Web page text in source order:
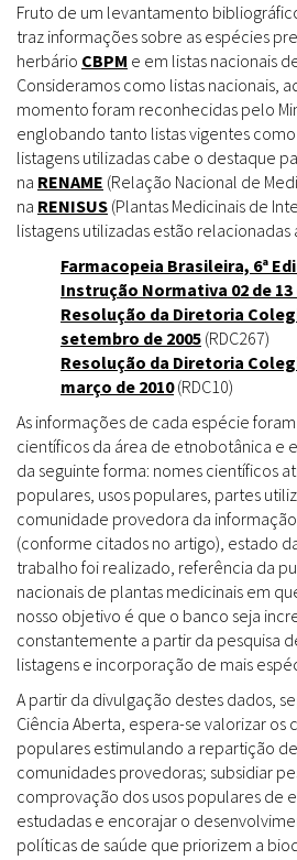
Fruto de um levantamento
traz informações sobre as espécies
herbário CBPM e em listas nacionais
Consideramos como listas nacionais,
momento foram reconhecidas pelo
englobando tanto listas vigentes
listagens utilizadas cabe o destaque
na RENAME (Relação Nacional de
na RENISUS (Plantas Medicinais de
listagens utilizadas estão relacionadas
Farmacopeia Brasileira, 6ª
Instrução Normativa 02 de 13
Resolução da Diretoria
setembro de 2005 (RDC267)
Resolução da Diretoria
março de 2010(RDC10)
As informações de cada espécie
científicos da área de etnobotânica e
da seguinte forma: nomes científicos
populares, usos populares, partes
comunidade provedora da
(conforme citados no artigo), estado
trabalho foi realizado, referência da
nacionais de plantas medicinais em
nosso objetivo é que o banco seja
constantemente a partir da pesquisa
listagens e incorporação de mais
A partir da divulgação destes dados,
Ciência Aberta, espera-se valorizar os
populares estimulando a repartição
comunidades provedoras; subsidiar
comprovação dos usos populares de
estudadas e encorajar o
políticas de saúde que priorizem a